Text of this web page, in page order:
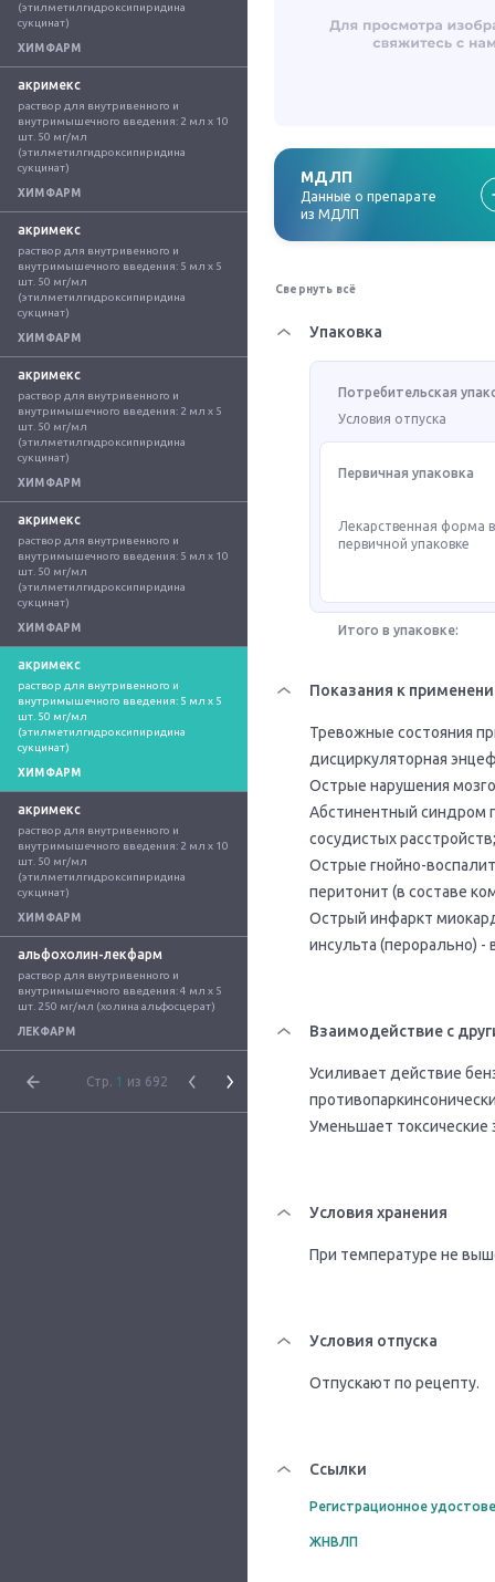
(этилметилгидроксипиридина
сукцинат)
ХИМФАРМ
акримекс
раствор для внутривенного и
внутримышечного введения: 2 мл x 10
шт. 50 мг/мл
(этилметилгидроксипиридина
сукцинат)
ХИМФАРМ
акримекс
раствор для внутривенного и
внутримышечного введения: 5 мл x 5
шт. 50 мг/мл
(этилметилгидроксипиридина
сукцинат)
ХИМФАРМ
акримекс
раствор для внутривенного и
внутримышечного введения: 2 мл x 5
шт. 50 мг/мл
(этилметилгидроксипиридина
сукцинат)
ХИМФАРМ
акримекс
раствор для внутривенного и
внутримышечного введения: 5 мл x 10
шт. 50 мг/мл
(этилметилгидроксипиридина
сукцинат)
ХИМФАРМ
акримекс
раствор для внутривенного и
внутримышечного введения: 5 мл x 5
шт. 50 мг/мл
(этилметилгидроксипиридина
сукцинат)
ХИМФАРМ
акримекс
раствор для внутривенного и
внутримышечного введения: 2 мл x 10
шт. 50 мг/мл
(этилметилгидроксипиридина
сукцинат)
ХИМФАРМ
альфохолин-лекфарм
раствор для внутривенного и
внутримышечного введения: 4 мл x 5
шт. 250 мг/мл (холина альфосцерат)
ЛЕКФАРМ
Стр. 1 из 692
МДЛП
Данные о препарате
из МДЛП
Свернуть всё
Упаковка
Потребительская
Условия отпуска
Первичная упаковка
Лекарственная форма
первичной упаковке
Итого в упаковке:
Показания к
Тревожные состояния
дисциркуляторная
Острые нарушения
Абстинентный синдром
сосудистых
Острые гнойно-
перитонит (в составе
Острый инфаркт
инсульта (перорально) -
Взаимодействие с
Усиливает действие
Уменьшает
Условия хранения
При температуре не
Условия отпуска
Отпускают по рецепту.
Ссылки
Регистрационное
ЖНВЛП